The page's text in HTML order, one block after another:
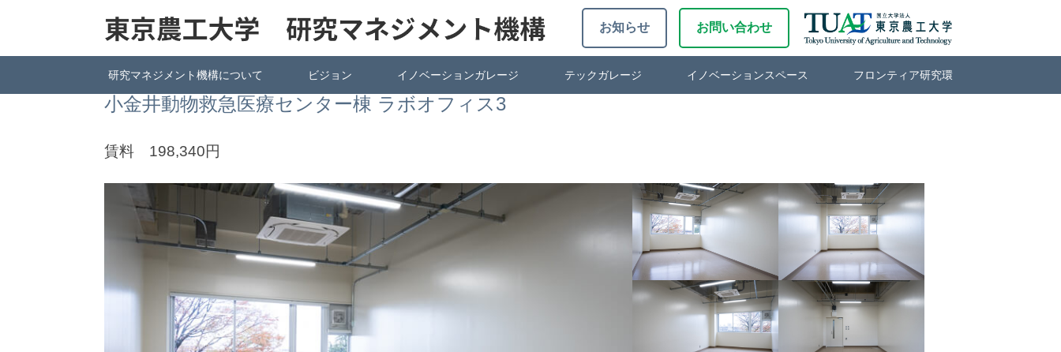
お知らせ お問い合わせ
研究マネジメント機構について ビジョン イノベーションガレージ テックガレージ イノベーションスペース フロンティア研究環
小金井動物救急医療センター棟 ラボオフィス3
賃料 198,340円